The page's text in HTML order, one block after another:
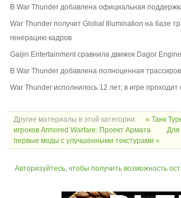
В War Thunder добавлена официальная
War Thunder получит Global Illumination на базе
генерацию кадров
Gaijin Entertainment сравнила движок Dagor
В War Thunder добавлена полноценная
War Thunder исполнилось 12 лет, в игре
Другие материалы в этой категории:
« Танк
игроков Armored Warfare: Проект Армата
первые моды с улучшенными текстурами »
Авторизуйтесь, чтобы получить возможность